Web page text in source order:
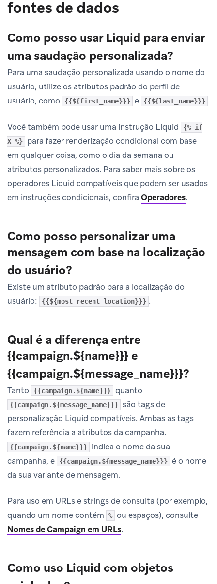
fontes de dados
Como posso usar Liquid para enviar
uma saudação personalizada?
Para uma saudação personalizada usando o nome do
usuário, utilize os atributos padrão do perfil de
usuário, como
{{${first_name}}} e {{${last_name}}} .
Você também pode usar uma instrução Liquid
{% if
X %}
para fazer renderização condicional com base
em qualquer coisa, como o dia da semana ou
atributos personalizados. Para saber mais sobre os
operadores Liquid compatíveis que podem ser usados
em instruções condicionais, confira Operadores.
Como posso personalizar uma
mensagem com base na localização
do usuário?
Existe um atributo padrão para a localização do
usuário:
{{${most_recent_location}}} .
Qual é a diferença entre
{{campaign.${name}}} e
{{campaign.${message_name}}}?
Tanto {{campaign.${name}}} quanto
{{campaign.${message_name}}} são tags de
personalização Liquid compatíveis. Ambas as tags
fazem referência a atributos da campanha.
{{campaign.${name}}}
indica o nome da sua
campanha, e
{{campaign.${message_name}}} é o nome
da sua variante de mensagem.
Para uso em URLs e strings de consulta (por exemplo,
quando um nome contém
% ou espaços), consulte
Nomes de Campaign em URLs.
Como uso Liquid com objetos